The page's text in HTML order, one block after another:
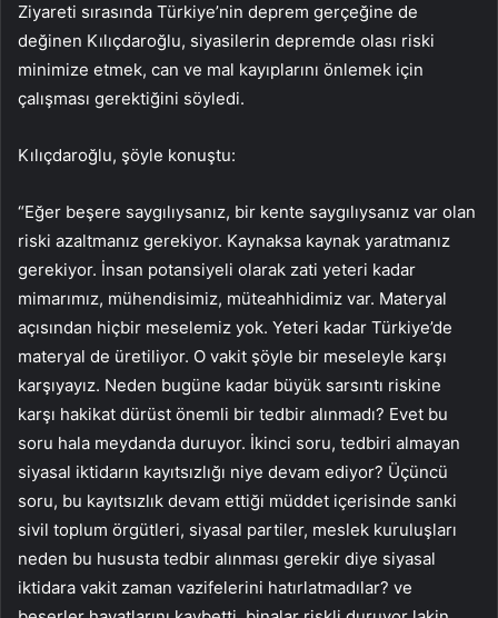
Ziyareti sırasında Türkiye’nin deprem gerçeğine de
değinen Kılıçdaroğlu, siyasilerin depremde olası riski
minimize etmek, can ve mal kayıplarını önlemek için
çalışması gerektiğini söyledi.
Kılıçdaroğlu, şöyle konuştu:
“Eğer beşere saygılıysanız, bir kente saygılıysanız var olan
riski azaltmanız gerekiyor. Kaynaksa kaynak yaratmanız
gerekiyor. İnsan potansiyeli olarak zati yeteri kadar
mimarımız, mühendisimiz, müteahhidimiz var. Materyal
açısından hiçbir meselemiz yok. Yeteri kadar Türkiye’de
materyal de üretiliyor. O vakit şöyle bir meseleyle karşı
karşıyayız. Neden bugüne kadar büyük sarsıntı riskine
karşı hakikat dürüst önemli bir tedbir alınmadı? Evet bu
soru hala meydanda duruyor. İkinci soru, tedbiri almayan
siyasal iktidarın kayıtsızlığı niye devam ediyor? Üçüncü
soru, bu kayıtsızlık devam ettiği müddet içerisinde sanki
sivil toplum örgütleri, siyasal partiler, meslek kuruluşları
neden bu hususta tedbir alınması gerekir diye siyasal
iktidara vakit zaman vazifelerini hatırlatmadılar? ve